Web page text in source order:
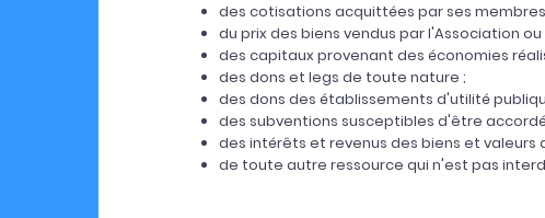
des cotisations acquittées par ses
du prix des biens vendus par l'Association
des capitaux provenant des économies
des dons et legs de toute nature ;
des dons des établissements d'utilité
des subventions susceptibles d'être
des intérêts et revenus des biens et
de toute autre ressource qui n'est pas